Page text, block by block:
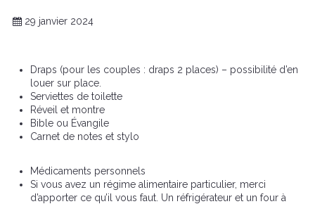
29 janvier 2024
Draps (pour les couples : draps 2 places) – possibilité d’en
louer sur place.
Serviettes de toilette
Réveil et montre
Bible ou Évangile
Carnet de notes et stylo
Médicaments personnels
Si vous avez un régime alimentaire particulier, merci
d’apporter ce qu’il vous faut. Un réfrigérateur et un four à